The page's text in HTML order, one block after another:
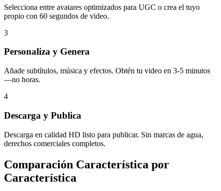
Selecciona entre avatares optimizados para UGC o crea el tuyo
propio con 60 segundos de video.
3
Personaliza y Genera
Añade subtítulos, música y efectos. Obtén tu video en 3-5 minutos
—no horas.
4
Descarga y Publica
Descarga en calidad HD listo para publicar. Sin marcas de agua,
derechos comerciales completos.
Comparación Característica por
Característica